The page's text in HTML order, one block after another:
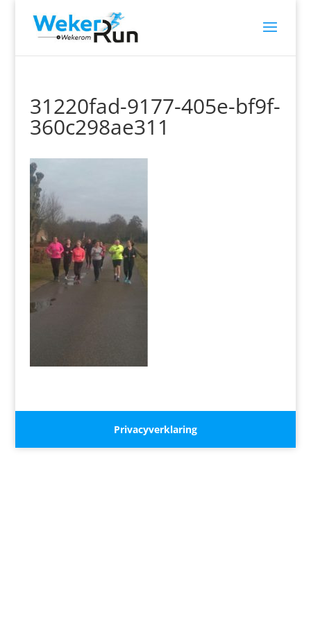
31220fad-9177-405e-bf9f-
360c298ae311
Privacyverklaring